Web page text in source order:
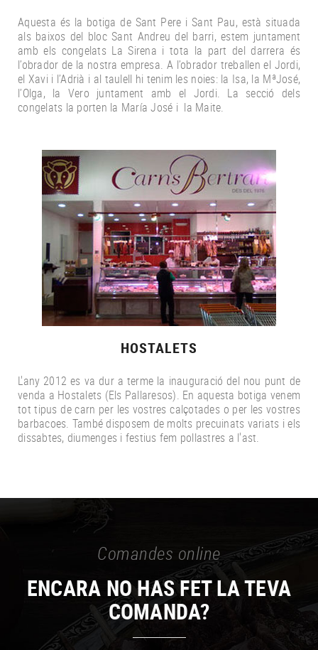
Aquesta és la botiga de Sant Pere i Sant Pau, està situada
als baixos del bloc Sant Andreu del barri, estem juntament
amb els congelats La Sirena i tota la part del darrera és
l’obrador de la nostra empresa. A l’obrador treballen el Jordi,
el Xavi i l’Adrià i al taulell hi tenim les noies: la Isa, la MªJosé,
l’Olga, la Vero juntament amb el Jordi. La secció dels
congelats la porten la María José i la Maite.
HOSTALETS
L'any 2012 es va dur a terme la inauguració del nou punt de
venda a Hostalets (Els Pallaresos). En aquesta botiga venem
tot tipus de carn per les vostres calçotades o per les vostres
barbacoes. També disposem de molts precuinats variats i els
dissabtes, diumenges i festius fem pollastres a l'ast.
Comandes online
ENCARA NO HAS FET LA TEVA
COMANDA?